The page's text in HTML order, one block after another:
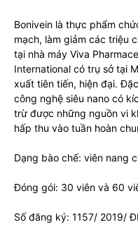
Bonivein là thực phẩm
mạch, làm giảm các triệu
tại nhà máy Viva
International có trụ sở tại
xuất tiên tiến, hiện đại.
công nghệ siêu nano có
trừ được những nguồn vi
hấp thu vào tuần hoàn
Dạng bào chế: viên nang
Đóng gói: 30 viên và 60
Số đăng ký: 1157/ 2019/